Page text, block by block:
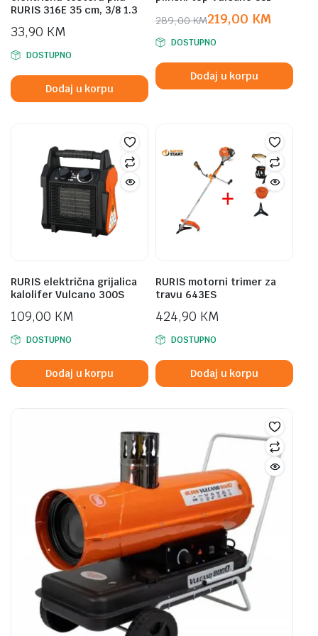
RURIS 316E 35 cm, 3/8 1.3
33,90 KM
DOSTUPNO
Dodaj u korpu
289,00KM
Original
price
was:
289,00 KM.
219,00 KM
Current
price
is:
219,00 KM.
DOSTUPNO
Dodaj u korpu
RURIS električna grijalica
kalolifer Vulcano 300S
109,00 KM
DOSTUPNO
Dodaj u korpu
RURIS motorni trimer za
travu 643ES
424,90 KM
DOSTUPNO
Dodaj u korpu